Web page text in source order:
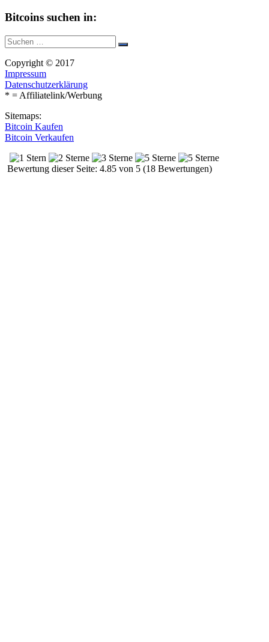
Bitcoins suchen in:
Suche
nach:
Suchen
Copyright © 2017
Impressum
Datenschutzerklärung
* = Affiliatelink/Werbung
Sitemaps:
Bitcoin Kaufen
Bitcoin Verkaufen
Bewertung dieser Seite: 4.85 von 5 (18 Bewertungen)